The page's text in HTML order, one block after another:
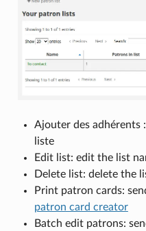
Ajouter des adhérents
liste
Edit list: edit the list
Delete list: delete the
Print patron cards:
patron card creator
Batch edit patrons: